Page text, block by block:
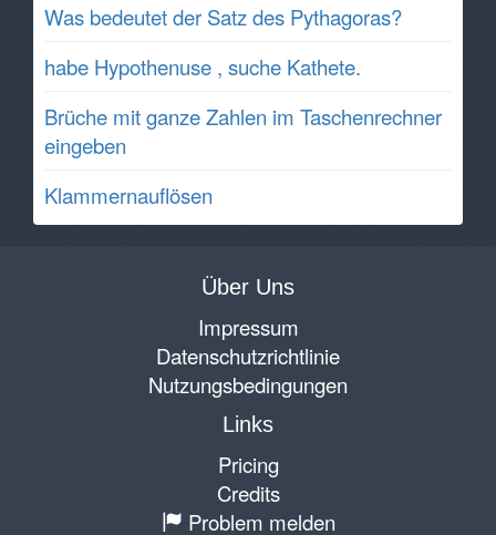
Was bedeutet der Satz des Pythagoras?
habe Hypothenuse , suche Kathete.
Brüche mit ganze Zahlen im Taschenrechner
eingeben
Klammernauflösen
Über Uns
Impressum
Datenschutzrichtlinie
Nutzungsbedingungen
Links
Pricing
Credits
Problem melden